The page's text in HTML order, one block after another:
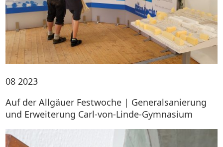
08 2023
Auf der Allgäuer Festwoche | Generalsanierung
und Erweiterung Carl-von-Linde-Gymnasium